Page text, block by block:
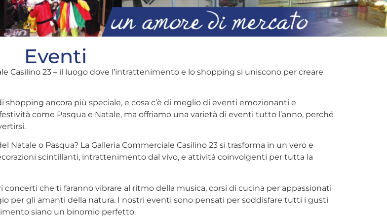
Eventi
Casilino 23 – il luogo dove l’intrattenimento e lo shopping si uniscono per creare
ancora più speciale, e cosa c’è di meglio di eventi emozionanti e
come Pasqua e Natale, ma offriamo una varietà di eventi tutto l’anno, perché
o Pasqua? La Galleria Commerciale Casilino 23 si trasforma in un vero e
scintillanti, intrattenimento dal vivo, e attività coinvolgenti per tutta la
che ti faranno vibrare al ritmo della musica, corsi di cucina per appassionati
per gli amanti della natura. I nostri eventi sono pensati per soddisfare tutti i gusti
siano un binomio perfetto.